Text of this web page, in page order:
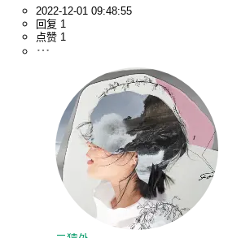
2022-12-01 09:48:55
回复 1
点赞 1